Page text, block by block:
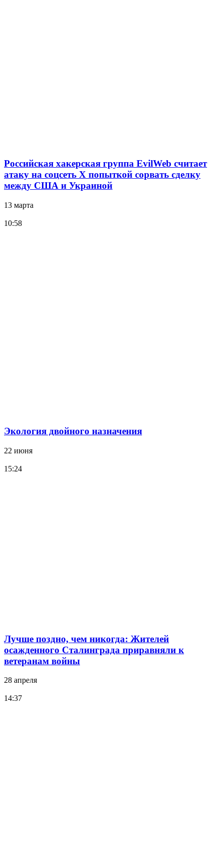
Российская хакерская группа EvilWeb считает
атаку на соцсеть Х попыткой сорвать сделку
между США и Украиной
13 марта
10:58
Экология двойного назначения
22 июня
15:24
Лучше поздно, чем никогда: Жителей
осажденного Сталинграда приравняли к
ветеранам войны
28 апреля
14:37